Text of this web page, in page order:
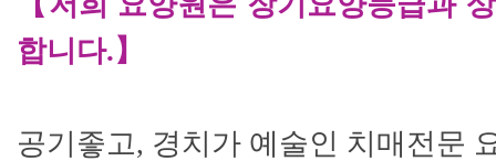
합니다.】
공기좋고, 경치가 예술인 치매전문